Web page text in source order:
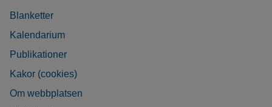
Blanketter
Kalendarium
Publikationer
Kakor (cookies)
Om webbplatsen